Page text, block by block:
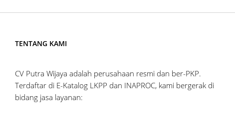
TENTANG KAMI
CV Putra Wijaya adalah perusahaan resmi dan ber-PKP.
Terdaftar di E-Katalog LKPP dan INAPROC, kami bergerak di
bidang jasa layanan: